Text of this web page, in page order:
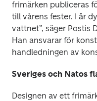
frimärken publiceras
till vårens fester. I år
vattnet”, säger Postis
Han ansvarar för
handledningen av
Sveriges och Natos
Designen av ett